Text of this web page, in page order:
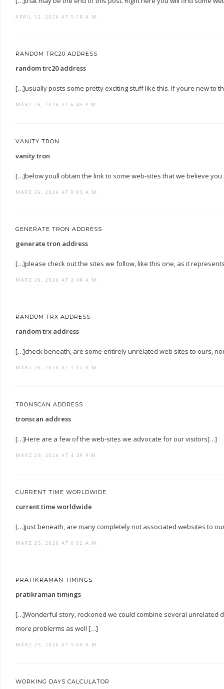
APRIL 12, 2026 AT 5:18 A.M.
RANDOM TRC20 ADDRESS
random trc20 address
[…]usually posts some pretty exciting stuff like this. If youre new to
MÄRZ 26, 2026 AT 6:45 P.M.
VANITY TRON
vanity tron
[…]below youll obtain the link to some web-sites that we believe
MÄRZ 26, 2026 AT 9:05 A.M.
GENERATE TRON ADDRESS
generate tron address
[…]please check out the sites we follow, like this one, as it
MÄRZ 26, 2026 AT 2:49 A.M.
RANDOM TRX ADDRESS
random trx address
[…]check beneath, are some entirely unrelated web sites to ours,
MÄRZ 26, 2026 AT 1:12 A.M.
TRONSCAN ADDRESS
tronscan address
[…]Here are a few of the web-sites we advocate for our visitors[…]
MÄRZ 25, 2026 AT 4:39 P.M.
CURRENT TIME WORLDWIDE
current time worldwide
[…]just beneath, are many completely not associated websites to
MÄRZ 25, 2026 AT 6:02 A.M.
PRATIKRAMAN TIMINGS
pratikraman timings
[…]Wonderful story, reckoned we could combine several unrelated
more problerms as well […]
MÄRZ 25, 2026 AT 5:09 A.M.
WORKING DAYS CALCULATOR